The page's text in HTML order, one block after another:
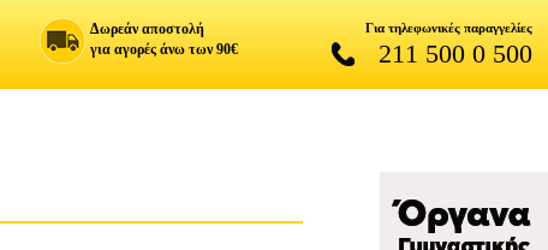
Δωρεάν αποστολή
για αγορές άνω των 90€
Για τηλεφωνικές παραγγελίες
211 500 0 500